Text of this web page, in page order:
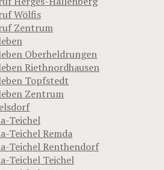
Wölfis
Zentrum
Oberheldrungen
Riethnordhausen
Topfstedt
Zentrum
Teichel
Teichel Remda
Teichel Renthendorf
Teichel Teichel